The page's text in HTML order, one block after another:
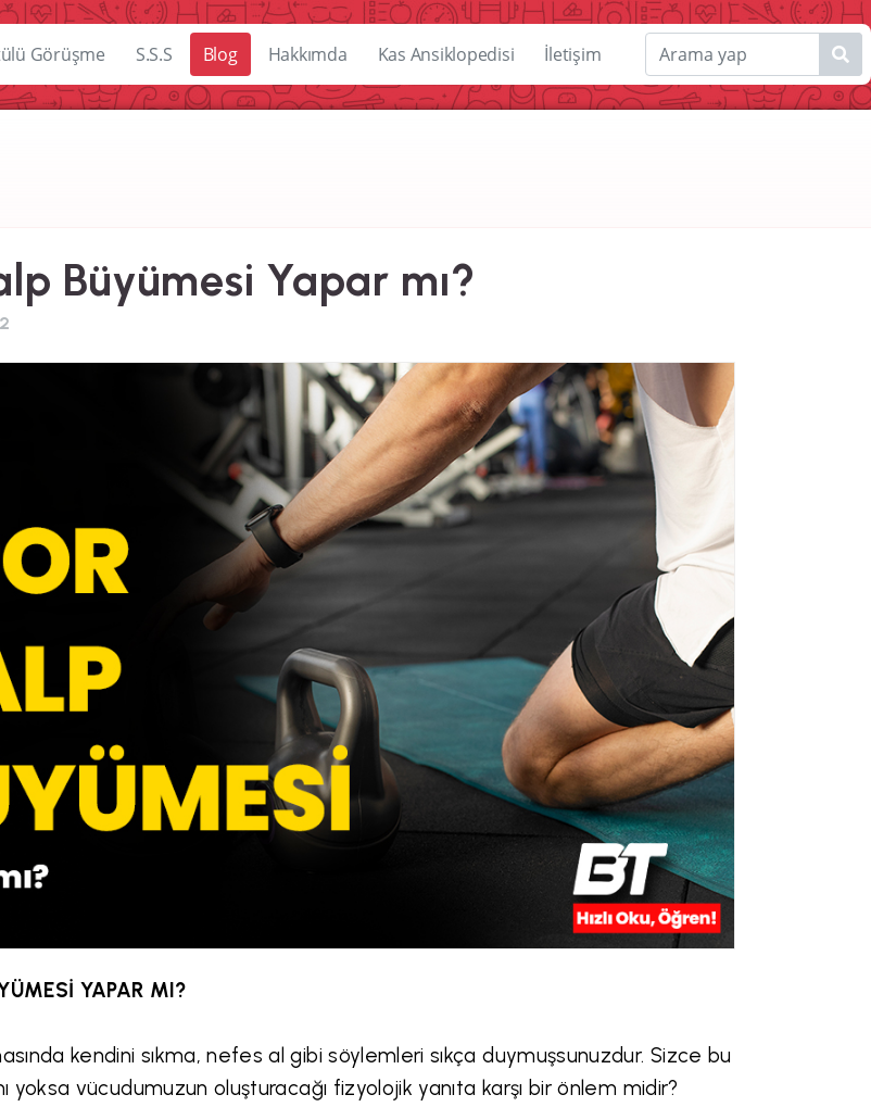
Görüşme S.S.S Blog Hakkımda Kas Ansiklopedisi İletişim
Büyümesi Yapar mı?
YAPAR MI?
kendini sıkma, nefes al gibi söylemleri sıkça duymuşsunuzdur. Sizce bu
yoksa vücudumuzun oluşturacağı fizyolojik yanıta karşı bir önlem midir?